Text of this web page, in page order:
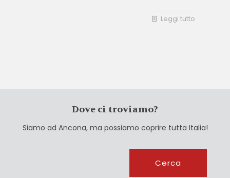
Leggi tutto
Dove ci troviamo?
Siamo ad Ancona, ma possiamo coprire tutta Italia!
Cerca